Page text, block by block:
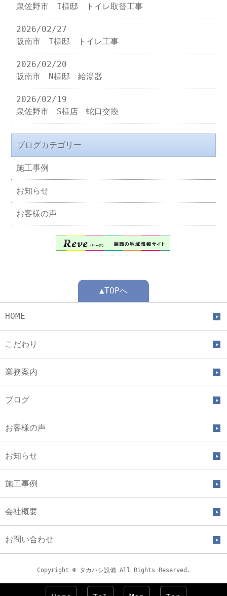
泉佐野市 I様邸 トイレ取替工事
2026/02/27
阪南市 T様邸 トイレ工事
2026/02/20
阪南市 N様邸 給湯器
2026/02/19
泉佐野市 S様店 蛇口交換
ブログカテゴリー
施工事例
お知らせ
お客様の声
▲TOPへ
HOME
こだわり
業務案内
ブログ
お客様の声
お知らせ
施工事例
会社概要
お問い合わせ
Copyright © タカハシ設備 All Rights Reserved.